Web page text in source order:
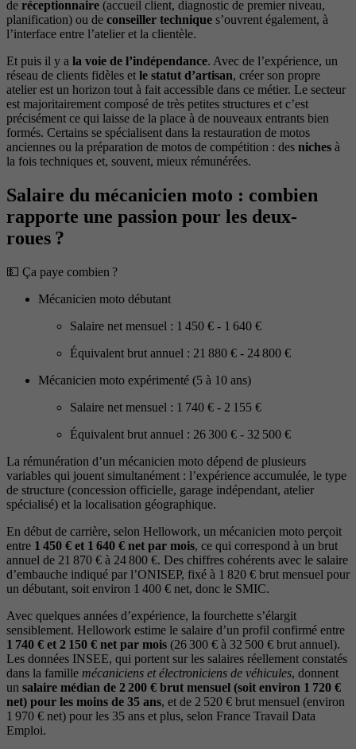
de réceptionnaire (accueil client, diagnostic de premier niveau,
planification) ou de conseiller technique s’ouvrent également, à
l’interface entre l’atelier et la clientèle.
Et puis il y a la voie de l’indépendance. Avec de l’expérience, un
réseau de clients fidèles et le statut d’artisan, créer son propre
atelier est un horizon tout à fait accessible dans ce métier. Le secteur
est majoritairement composé de très petites structures et c’est
précisément ce qui laisse de la place à de nouveaux entrants bien
formés. Certains se spécialisent dans la restauration de motos
anciennes ou la préparation de motos de compétition : des niches à
la fois techniques et, souvent, mieux rémunérées.
Salaire du mécanicien moto : combien
rapporte une passion pour les deux-
roues ?
💵 Ça paye combien ?
Mécanicien moto débutant
Salaire net mensuel : 1 450 € - 1 640 €
Équivalent brut annuel : 21 880 € - 24 800 €
Mécanicien moto expérimenté (5 à 10 ans)
Salaire net mensuel : 1 740 € - 2 155 €
Équivalent brut annuel : 26 300 € - 32 500 €
La rémunération d’un mécanicien moto dépend de plusieurs
variables qui jouent simultanément : l’expérience accumulée, le type
de structure (concession officielle, garage indépendant, atelier
spécialisé) et la localisation géographique.
En début de carrière, selon Hellowork, un mécanicien moto perçoit
entre 1 450 € et 1 640 € net par mois, ce qui correspond à un brut
annuel de 21 870 € à 24 800 €. Des chiffres cohérents avec le salaire
d’embauche indiqué par l’ONISEP, fixé à 1 820 € brut mensuel pour
un débutant, soit environ 1 400 € net, donc le SMIC.
Avec quelques années d’expérience, la fourchette s’élargit
sensiblement. Hellowork estime le salaire d’un profil confirmé entre
1 740 € et 2 150 € net par mois (26 300 € à 32 500 € brut annuel).
Les données INSEE, qui portent sur les salaires réellement constatés
dans la famille mécaniciens et électroniciens de véhicules, donnent
un salaire médian de 2 200 € brut mensuel (soit environ 1 720 €
net) pour les moins de 35 ans, et de 2 520 € brut mensuel (environ
1 970 € net) pour les 35 ans et plus, selon France Travail Data
Emploi.